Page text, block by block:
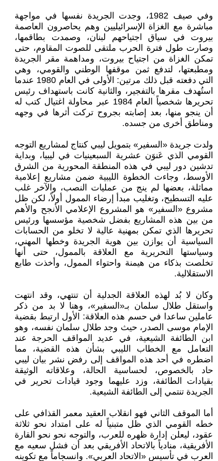
وفي صيف 1982، وجدت الجريدة نفسها في مواجهة
مباشرة مع الغزاة الإسرائيليين وهم يحاصرون العاصمة
بيروت في سياق اجتياحهم لبنان، وصمدت بطاقمها،
وصارت طول فترة الحرب ملتقى للصوت المقاوم، حتى
تمكن الغزاة من اجتياح بيروت، ومداهمة مقر الجريدة
ومطبعتها، لتدفع ثمن موقفها الوطني والقومي، وهي
التي دفعته قبل ذلك مرتين: الأولى في العام 1980 عندما
استُهدف مقرها بالتفجير، والثانية كانت باستهداف رئيس
تحريرها شخصياً العام 1984 عبر محاولة اغتيال كتب له
أن ينجو منها، بعد إصابته بجروح تركت أثرها في وجهه
ومناطق أخرى من جسده.
ولدت جريدة «السفير» بتمويل ليبي كنتاج لمشاريع التوجه
القومي الذي عَنوَن عشرية السبعينيات في ليبيا، وبداية
تدشين دور ليبي في هذه المنطقة المحورية من الشرق
الأوسط، وجاءت الخطوة الليبية ضمن مشاريع إعلامية
مماثلة، بعضها لم ينج من عمليات النصب، والآخر غلب
عليه التسطيح، وتغليب مبدأ إرضاء الممول أولاً، لكن ظل
مشروع «السفير» هو المشروع الإعلامي الأنجح والأهم
من بين هذه المشاريع بفضل شخصية مؤسسها ورئيس
تحريرها الذي تمكن بمهنية عالية لا تخلو من الحسابات
السياسية أن يوازن بين هوية الجريدة وخطها المهني،
وسياستها التحريرية مع العلاقة بالممول، حتى أنها
تخلصت بذكاء من هيمنة واحتواء الممول، وأخذت طابع
الاستقلالية.
وكان لا بُد لهذه العلاقة الجدلية أن تنتهي، وقد انتهت
واستقل طلال سلمان بـ«السفير»، وهنا لا بد من ذكر
عاملين ساعدا في حسم هذه العلاقة: الأول ارتبط بقضية
الإمام موسى الصدر، حيث وجد طلال سلمان نفسه، وهو
ابن الطائفة الشيعية، في عديد المواقف الحرجة عند
التعامل مع الخطاب الليبي بشأن هذه القضية، مما
اضطره في أحد هذه المواقف إلى رفض نشر بيان ليبي
حاد بالخصوص، لحساسية الحالة، وعلاقاته الوثيقة
بقيادات الطائفة، وزد عليهما وجود قيادات تحرير في
الجريدة تنتمي إلى الطائفة الشيعية.
أما الموقف الثاني فهو انقلاب العقيد معمر القذافي على
خطه القومي الذي ظل متبنياً له على امتداد نحو ثلاثة
عقود، ليعلن إدارة ظهره للعرب، والتوجه نحو نحو القارة
الأفريقية، منادياً بالاتحاد الأفريقي بعد أن فشل سعيه مع
العرب في تأسيس «الاتحاد العربي». وانسجاماً مع تكوينه